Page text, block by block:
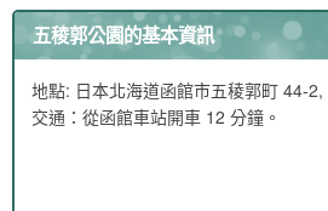
五稜郭公園的基本資訊
地點: 日本北海道函館市五稜郭町 44-
交通：從函館車站開車 12 分鐘。